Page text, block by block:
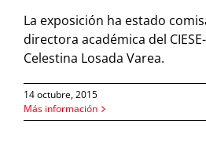
La exposición ha estado
directora académica del
Celestina Losada Varea.
14 octubre, 2015
Más información